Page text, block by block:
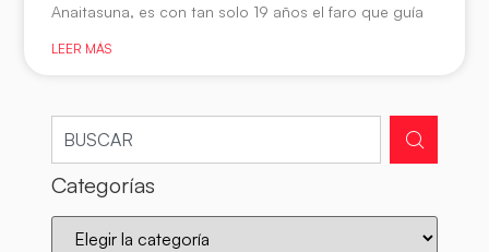
Anaitasuna, es con tan solo 19 años el faro que guía
LEER MÁS
Categorías